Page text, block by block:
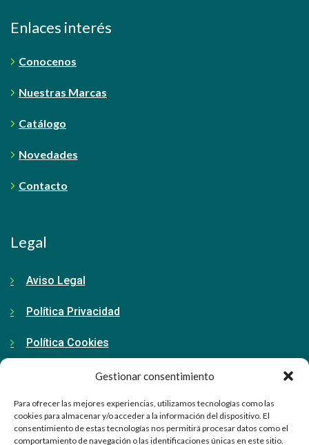
Gestionar consentimiento
Para ofrecer las mejores experiencias, utilizamos tecnologías como las
cookies para almacenar y/o acceder a la información del dispositivo. El
consentimiento de estas tecnologías nos permitirá procesar datos como el
comportamiento de navegación o las identificaciones únicas en este sitio.
Enlaces interés
Conocenos
Nuestras Marcas
Catálogo
Novedades
Contacto
Legal
Aviso Legal
Política Privacidad
Política Cookies
Contacto
91 798 71 15